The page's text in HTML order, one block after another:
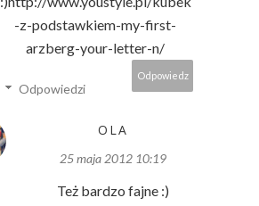
-z-podstawkiem-my-first-
arzberg-your-letter-n/
Odpowiedz
Odpowiedzi
OLA
25 maja 2012 10:19
Też bardzo fajne :)